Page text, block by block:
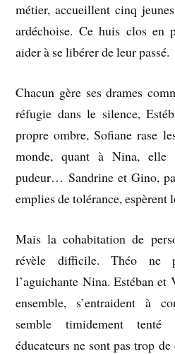
métier, accueillent cinq
ardéchoise. Ce huis clos en
aider à se libérer de leur passé.
Chacun gère ses drames
réfugie dans le silence,
propre ombre, Sofiane rase
monde, quant à Nina, elle
pudeur… Sandrine et Gino,
emplies de tolérance, espèrent
Mais la cohabitation de
révèle difficile. Théo ne
l’aguichante Nina. Estéban
ensemble, s’entraident à
semble timidement
éducateurs ne sont pas trop